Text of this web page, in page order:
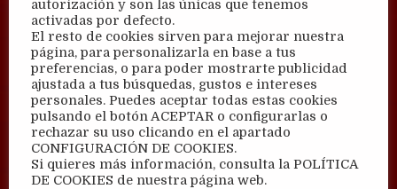
autorización y son las únicas que tenemos
activadas por defecto.
El resto de cookies sirven para mejorar nuestra
página, para personalizarla en base a tus
preferencias, o para poder mostrarte publicidad
ajustada a tus búsquedas, gustos e intereses
personales. Puedes aceptar todas estas cookies
pulsando el botón ACEPTAR o configurarlas o
rechazar su uso clicando en el apartado
CONFIGURACIÓN DE COOKIES.
Si quieres más información, consulta la POLÍTICA
DE COOKIES de nuestra página web.